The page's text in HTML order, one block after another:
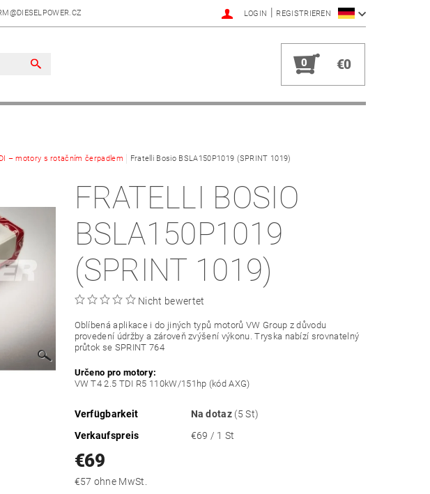
LOGIN | REGISTRIEREN
0 €0
– motory s rotačním čerpadlem Fratelli Bosio BSLA150P1019 (SPRINT 1019)
FRATELLI BOSIO
BSLA150P1019
(SPRINT 1019)
Nicht bewertet
Oblíbená aplikace i do jiných typů motorů VW Group z důvodu
provedení údržby a zároveň zvýšení výkonu. Tryska nabízí srovnatelný
průtok se SPRINT 764
Určeno pro motory:
VW T4 2.5 TDI R5 110kW/151hp (kód AXG)
Verfügbarkeit Na dotaz (5 St)
Verkaufspreis
€69 / 1 St
€69
€57 ohne MwSt.